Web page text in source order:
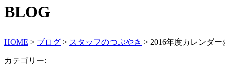
BLOG
HOME > ブログ > スタッフのつぶやき > 2016年度カレンダー
カテゴリー: